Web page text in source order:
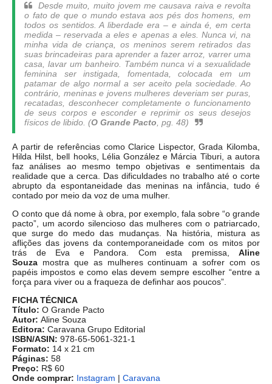
Desde muito, muito jovem me causava raiva e revolta
o fato de que o mundo estava aos pés dos homens, em
todos os sentidos. A liberdade era – e ainda é, em certa
medida – reservada a eles e apenas a eles. Nunca vi, na
minha vida de criança, os meninos serem retirados das
suas brincadeiras para aprender a fazer arroz, varrer uma
casa, lavar um banheiro. Também nunca vi a sexualidade
feminina ser instigada, fomentada, colocada em um
patamar de algo normal a ser aceito pela sociedade. Ao
contrário, meninas e jovens mulheres deveriam ser puras,
recatadas, desconhecer completamente o funcionamento
de seus corpos e esconder e reprimir os seus desejos
físicos de libido. (O Grande Pacto , pg. 48)
A partir de referências como Clarice Lispector, Grada Kilomba,
Hilda Hilst, bell hooks, Lélia González e Márcia Tiburi, a autora
faz análises ao mesmo tempo objetivas e sentimentais da
realidade que a cerca. Das dificuldades no trabalho até o corte
abrupto da espontaneidade das meninas na infância, tudo é
contado por meio da voz de uma mulher.
O conto que dá nome à obra, por exemplo, fala sobre “o grande
pacto”, um acordo silencioso das mulheres com o patriarcado,
que surge do medo das mudanças. Na história, mistura as
aflições das jovens da contemporaneidade com os mitos por
trás de Eva e Pandora. Com esta premissa, Aline
Souza mostra que as mulheres continuam a sofrer com os
papéis impostos e como elas devem sempre escolher “entre a
força para viver ou a fraqueza de definhar aos poucos”.
FICHA TÉCNICA
Título: O Grande Pacto
Autor: Aline Souza
Editora: Caravana Grupo Editorial
ISBN/ASIN: 978-65-5061-321-1
Formato: 14 x 21 cm
Páginas: 58
Preço: R$ 60
Onde comprar: Instagram | Caravana